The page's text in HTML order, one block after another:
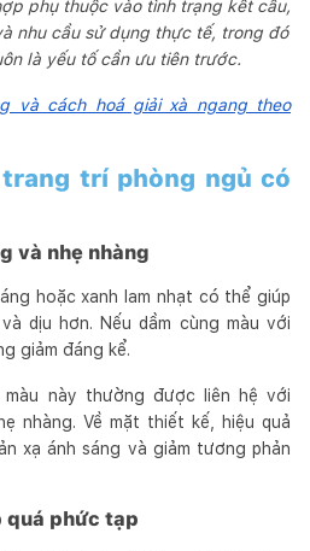
phụ thuộc vào tình trạng kết cấu,
nhu cầu sử dụng thực tế, trong đó
là yếu tố cần ưu tiên trước.
và cách hoá giải xà ngang theo
trí phòng ngủ có
và nhẹ nhàng
hoặc xanh lam nhạt có thể giúp
dịu hơn. Nếu dầm cùng màu với
giảm đáng kể.
này thường được liên hệ với
nhàng. Về mặt thiết kế, hiệu quả
xạ ánh sáng và giảm tương phản
quá phức tạp